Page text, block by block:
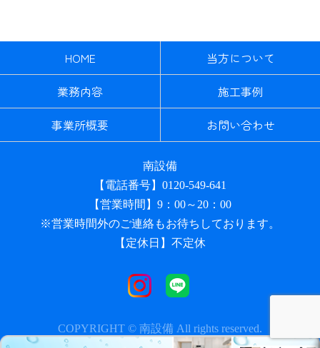
HOME
当方について
業務内容
施工事例
事業所概要
お問い合わせ
南設備
【電話番号】0120-549-641
【営業時間】9：00～20：00
※営業時間外のご連絡もお待ちしております。
【定休日】不定休
COPYRIGHT © 南設備 All rights reserved.